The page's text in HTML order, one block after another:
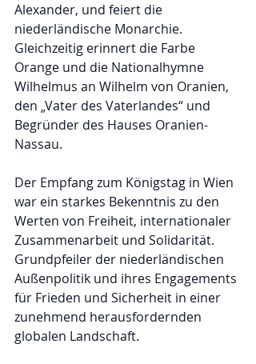
Alexander, und feiert die
niederländische Monarchie.
Gleichzeitig erinnert die Farbe
Orange und die Nationalhymne
Wilhelmus an Wilhelm von Oranien,
den „Vater des Vaterlandes“ und
Begründer des Hauses Oranien-
Nassau.
Der Empfang zum Königstag in Wien
war ein starkes Bekenntnis zu den
Werten von Freiheit, internationaler
Zusammenarbeit und Solidarität.
Grundpfeiler der niederländischen
Außenpolitik und ihres Engagements
für Frieden und Sicherheit in einer
zunehmend herausfordernden
globalen Landschaft.